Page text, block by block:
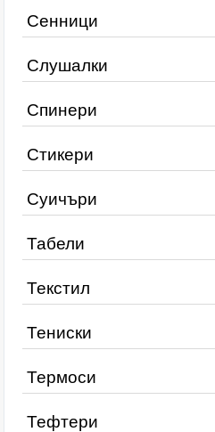
Сенници
Слушалки
Спинери
Стикери
Суичъри
Табели
Текстил
Тениски
Термоси
Тефтери